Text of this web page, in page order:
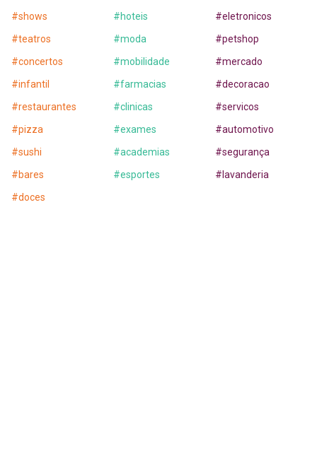
#shows
#teatros
#concertos
#infantil
#restaurantes
#pizza
#sushi
#bares
#doces
#hoteis
#moda
#mobilidade
#farmacias
#clinicas
#exames
#academias
#esportes
#eletronicos
#petshop
#mercado
#decoracao
#servicos
#automotivo
#segurança
# lavanderia